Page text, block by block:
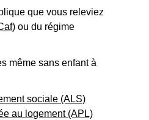
que vous releviez
) ou du régime
même sans enfant à
sociale (ALS)
au logement (APL)